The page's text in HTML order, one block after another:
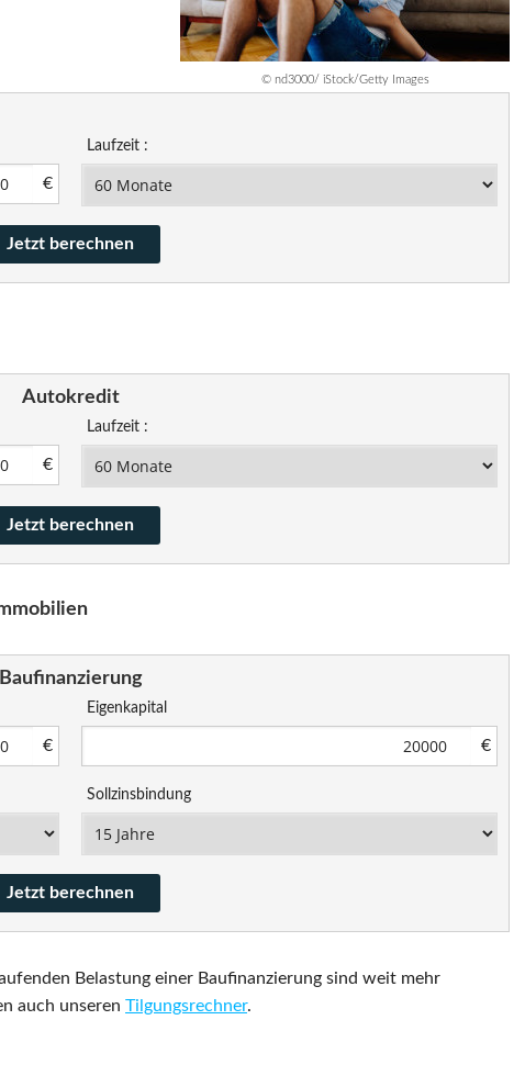
© nd3000/ iStock/Getty Images
€
Laufzeit :
Autokredit
€
Laufzeit :
Baufinanzierung
€
Eigenkapital
€
Sollzinsbindung
Belastung einer Baufinanzierung sind weit mehr
auch unseren Tilgungsrechner.